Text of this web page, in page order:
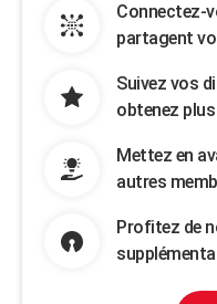
Connectez-
partagent
Suivez vos
obtenez
Mettez en
autres
Profitez de